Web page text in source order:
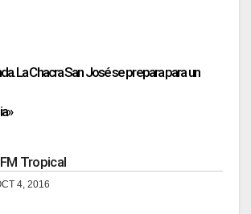
La Chacra San José se prepara para un
FM Tropical
4, 2016